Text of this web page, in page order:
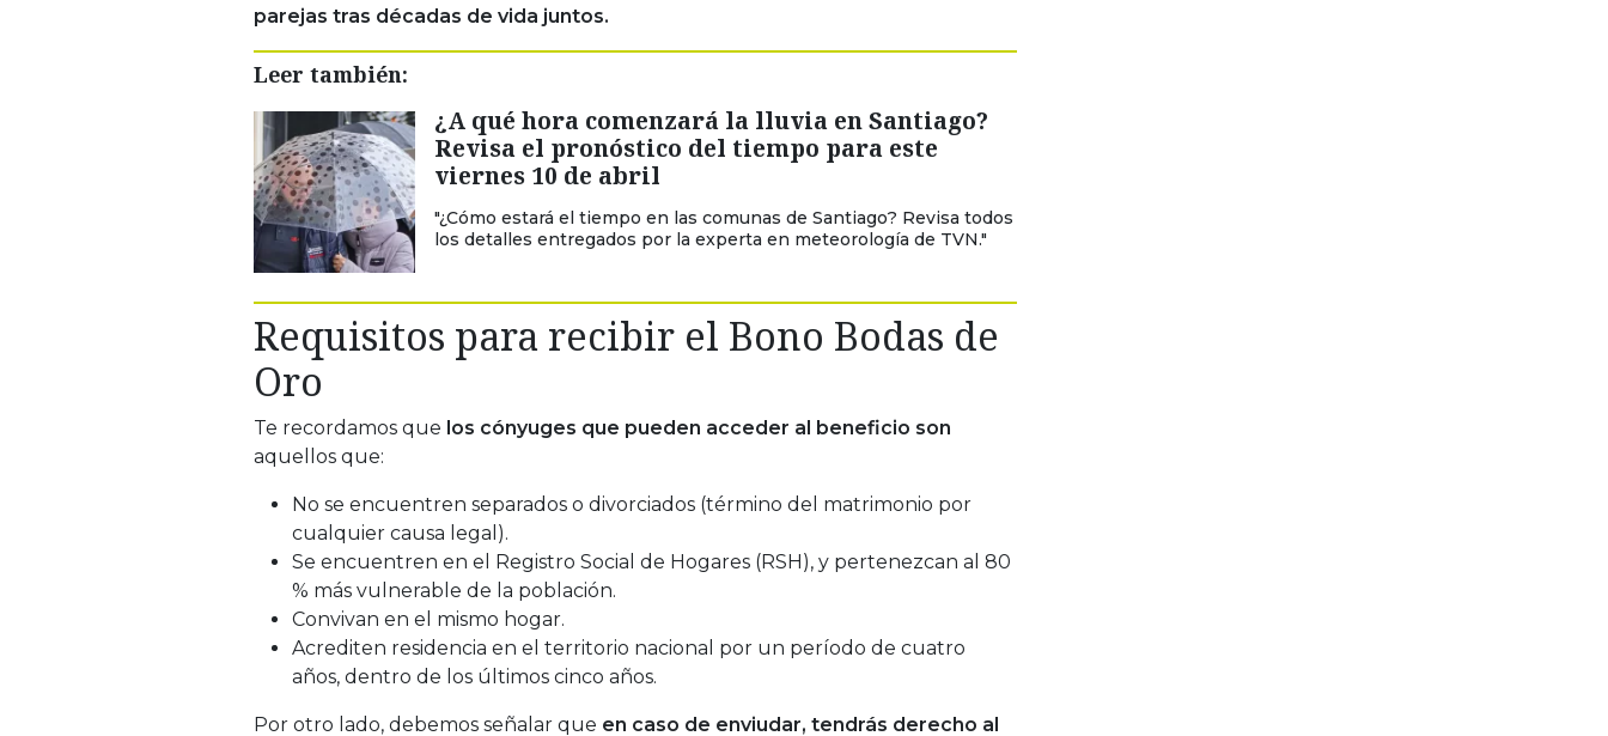
parejas tras décadas de vida juntos.
Leer también:
¿A qué hora comenzará la lluvia en Santiago?
Revisa el pronóstico del tiempo para este
viernes 10 de abril
"¿Cómo estará el tiempo en las comunas de Santiago? Revisa todos
los detalles entregados por la experta en meteorología de TVN."
Requisitos para recibir el Bono Bodas de
Oro
Te recordamos que los cónyuges que pueden acceder al beneficio son
aquellos que:
No se encuentren separados o divorciados (término del matrimonio por
cualquier causa legal).
Se encuentren en el Registro Social de Hogares (RSH), y pertenezcan al 80
% más vulnerable de la población.
Convivan en el mismo hogar.
Acrediten residencia en el territorio nacional por un período de cuatro
años, dentro de los últimos cinco años.
Por otro lado, debemos señalar que en caso de enviudar, tendrás derecho al